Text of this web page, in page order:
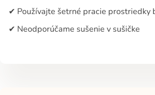
✔ Používajte šetrné pracie prostriedky
✔ Neodporúčame sušenie v sušičke